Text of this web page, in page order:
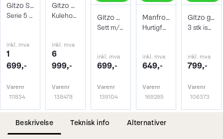
Gitzo Systematic Videoskål GS5321V75
Serie 5 75mm skåladapter
inkl. mva
1
699,-
Varenr
111834
Gitzo GH4383LR Center Ball Head Ser. 4
Kulehode m/Arca hurtigfeste + hendel-lås
inkl. mva
6
999,-
Varenr
138478
Gitzo Gummiføtter GSF50 Big Foot
Sett m/3 stk originale ben føtter. 50mm
inkl. mva
699,-
Varenr
139104
Manfrotto XCHANGE Kit
Hurtigfeste for stativ og stativhode
inkl. mva
649,-
Varenr
169285
Gitzo gummi og pigg-føtter GSF38S 38mm
3 stk ispigger i stål med gummiføtter
inkl. mva
799,-
Varenr
106373
Beskrivelse Teknisk info Alternativer